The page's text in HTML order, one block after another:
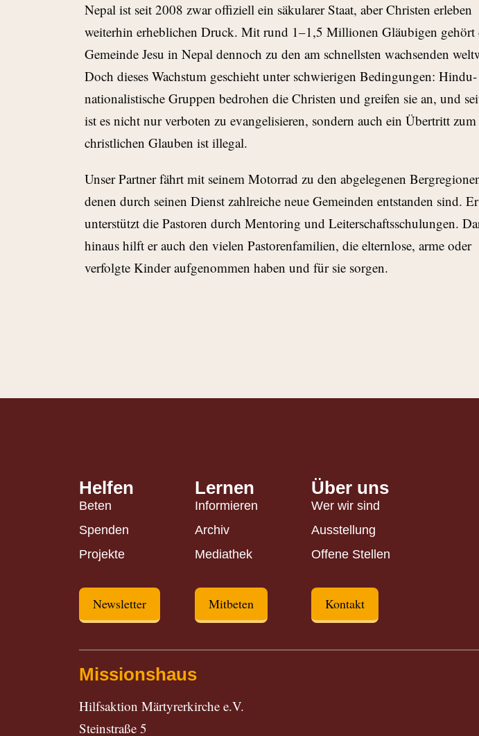
Nepal ist seit 2008 zwar offiziell ein säkularer Staat, aber Christen erleben
weiterhin erheblichen Druck. Mit rund 1–1,5 Millionen Gläubigen gehört
Gemeinde Jesu in Nepal dennoch zu den am schnellsten wachsenden
Doch dieses Wachstum geschieht unter schwierigen Bedingungen: Hindu-
nationalistische Gruppen bedrohen die Christen und greifen sie an, und
ist es nicht nur verboten zu evangelisieren, sondern auch ein Übertritt zum
christlichen Glauben ist illegal.
Unser Partner fährt mit seinem Motorrad zu den abgelegenen
denen durch seinen Dienst zahlreiche neue Gemeinden entstanden sind. Er
unterstützt die Pastoren durch Mentoring und Leiterschaftsschulungen.
hinaus hilft er auch den vielen Pastorenfamilien, die elternlose, arme oder
verfolgte Kinder aufgenommen haben und für sie sorgen.
Helfen
Beten
Spenden
Projekte
Newsletter
Lernen
Informieren
Archiv
Mediathek
Mitbeten
Über uns
Wer wir sind
Ausstellung
Offene Stellen
Kontakt
Missionshaus
Hilfsaktion Märtyrerkirche e.V.
Steinstraße 5